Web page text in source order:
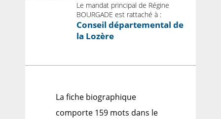
Le mandat principal de Régine
BOURGADE est rattaché à :
Conseil départemental de
la Lozère
La fiche biographique
comporte 159 mots dans le